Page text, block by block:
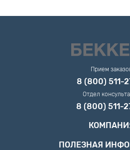
Прием
8 (800) 511-
Отдел
8 (800) 511-
ПОЛЕЗНАЯ